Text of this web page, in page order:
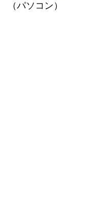
（パソコン）